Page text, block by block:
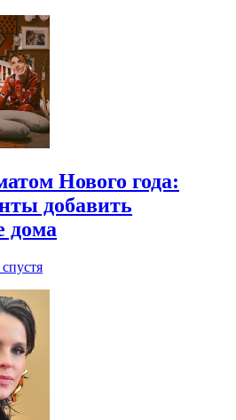
Нового года:
добавить
дома